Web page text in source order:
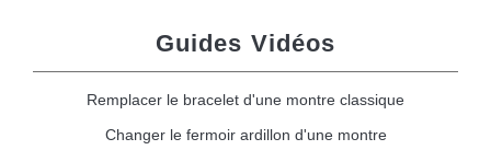
Guides Vidéos
Remplacer le bracelet d'une montre classique
Changer le fermoir ardillon d'une montre